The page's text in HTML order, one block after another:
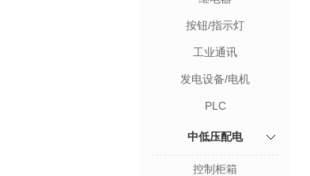
按钮/指示灯
工业通讯
发电设备/电机
PLC
中低压配电
控制柜箱